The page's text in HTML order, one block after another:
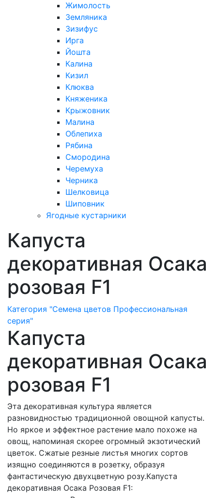
Жимолость
Земляника
Зизифус
Ирга
Йошта
Калина
Кизил
Клюква
Княженика
Крыжовник
Малина
Облепиха
Рябина
Смородина
Черемуха
Черника
Шелковица
Шиповник
Ягодные кустарники
Капуста
декоративная Осака
розовая F1
Категория "Семена цветов Профессиональная
серия"
Капуста
декоративная Осака
розовая F1
Эта декоративная культура является
разновидностью традиционной овощной капусты.
Но яркое и эффектное растение мало похоже на
овощ, напоминая скорее огромный экзотический
цветок. Сжатые резные листья многих сортов
изящно соединяются в розетку, образуя
фантастическую двухцветную розу.Капуста
декоративная Осака Розовая F1: